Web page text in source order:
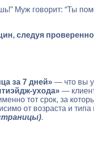
Муж говорит: “Ты
следуя
за 7 дней» — что вы
ухода» —
тот срок, за
от возраста и типа
.